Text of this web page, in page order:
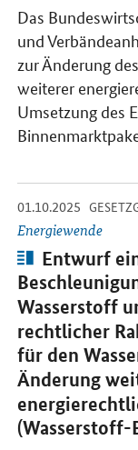
Das
und
zur Änderung
weiterer
Umsetzung des
01.10.2025 -
Energiewende
Artikel:
Entwurf
Wasserstoff
rechtlicher
für den
Änderung
(Wasserstoff-
Öffnet Einzelsicht